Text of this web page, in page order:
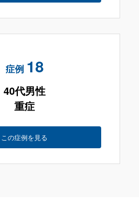
症例 18
40代男性
重症
この症例を見る